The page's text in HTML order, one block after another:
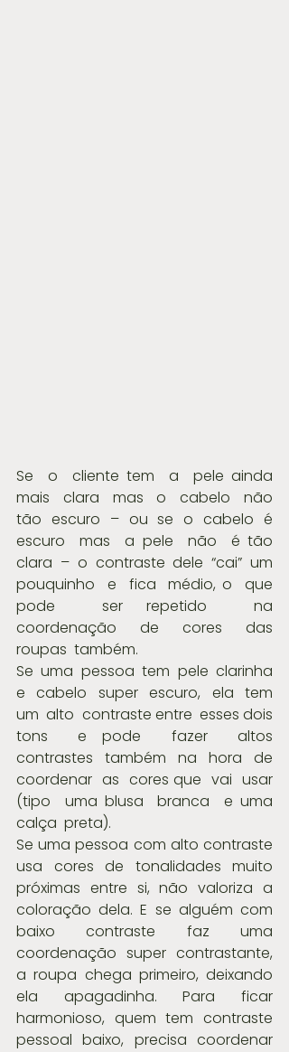
Se  o  cliente tem  a  pele ainda
mais  clara  mas  o  cabelo  não
tão  escuro  –  ou  se  o  cabelo  é
escuro  mas  a pele  não  é tão
clara  –  o  contraste  dele  “cai”  um
pouquinho  e  fica  médio, o  que
pode  ser repetido  na
coordenação  de  cores  das
roupas  também.
Se  uma  pessoa  tem  pele  clarinha
e  cabelo  super  escuro,  ela  tem
um  alto  contraste entre  esses dois
tons  e pode  fazer  altos
contrastes  também  na  hora  de
coordenar  as  cores que  vai  usar
(tipo  uma blusa  branca  e uma
calça  preta).
Se uma pessoa com alto contraste
usa cores de tonalidades muito
próximas entre si, não valoriza a
coloração dela. E se alguém com
baixo contraste faz uma
coordenação super contrastante,
a roupa chega primeiro, deixando
ela apagadinha. Para ficar
harmonioso, quem tem contraste
pessoal baixo, precisa coordenar